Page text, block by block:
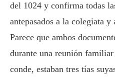
del 1024 y confirma todas
antepasados a la colegiata y
Parece que ambos
durante una reunión
conde, estaban tres tías